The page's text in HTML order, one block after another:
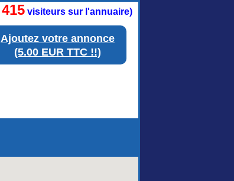
Ajoutez votre annonce
(5.00 EUR TTC !!)
415 visiteurs sur l'annuaire)